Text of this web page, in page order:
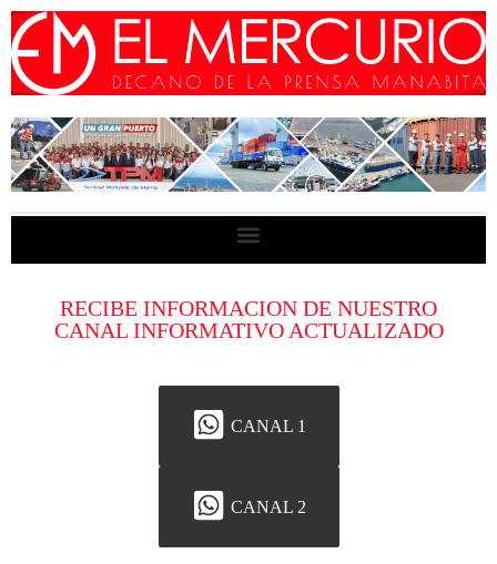
RECIBE INFORMACION DE NUESTRO
CANAL INFORMATIVO ACTUALIZADO
CANAL 1
CANAL 2